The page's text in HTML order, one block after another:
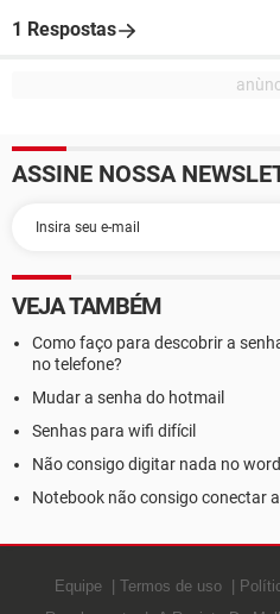
1 Respostas
ASSINE NOSSA
VEJA TAMBÉM
Como faço para descobrir a
no telefone?
Mudar a senha do hotmail
Senhas para wifi difícil
Não consigo digitar nada no word
Notebook não consigo conectar a
Equipe Termos de uso